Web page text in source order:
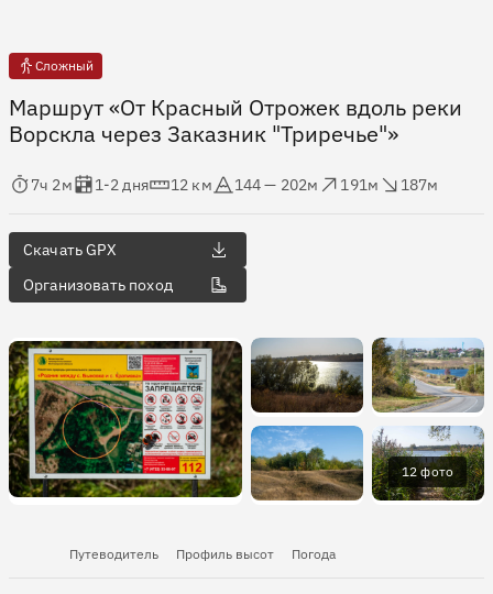
Сложный
Маршрут «От Красный Отрожек вдоль реки
Ворскла через Заказник "Триречье"»
в пути
7ч 2м
Оценка в днях
1-2 дня
Дистанция
12 км
Абсолютная высота
144 — 202м
Набор высоты
191м
Сброс высоты
187м
Скачать GPX
Организовать поход
12 фото
Путеводитель Профиль высот Погода